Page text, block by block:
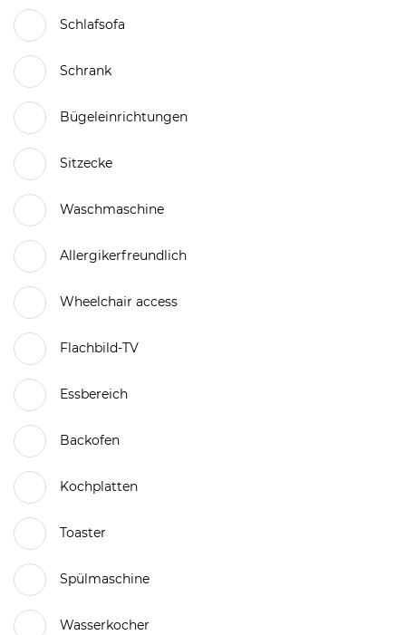
Schlafsofa
Schrank
Bügeleinrichtungen
Sitzecke
Waschmaschine
Allergikerfreundlich
Wheelchair access
Flachbild-TV
Essbereich
Backofen
Kochplatten
Toaster
Spülmaschine
Wasserkocher